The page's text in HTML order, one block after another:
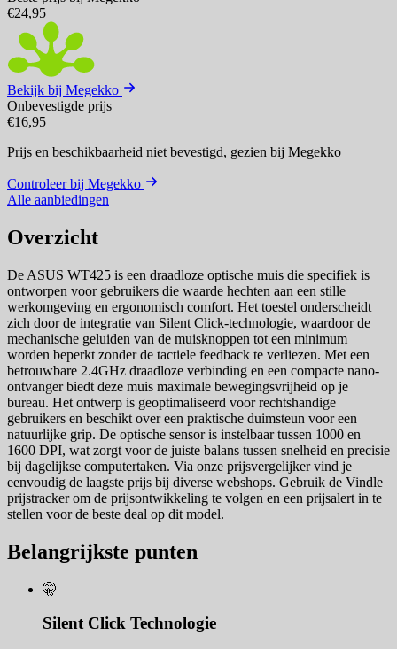
€24,95
Bekijk bij Megekko
Onbevestigde prijs
€16,95
Prijs en beschikbaarheid niet bevestigd, gezien bij Megekko
Controleer bij Megekko
Alle aanbiedingen
Overzicht
De ASUS WT425 is een draadloze optische muis die specifiek is
ontworpen voor gebruikers die waarde hechten aan een stille
werkomgeving en ergonomisch comfort. Het toestel onderscheidt
zich door de integratie van Silent Click-technologie, waardoor de
mechanische geluiden van de muisknoppen tot een minimum
worden beperkt zonder de tactiele feedback te verliezen. Met een
betrouwbare 2.4GHz draadloze verbinding en een compacte nano-
ontvanger biedt deze muis maximale bewegingsvrijheid op je
bureau. Het ontwerp is geoptimaliseerd voor rechtshandige
gebruikers en beschikt over een praktische duimsteun voor een
natuurlijke grip. De optische sensor is instelbaar tussen 1000 en
1600 DPI, wat zorgt voor de juiste balans tussen snelheid en precisie
bij dagelijkse computertaken. Via onze prijsvergelijker vind je
eenvoudig de laagste prijs bij diverse webshops. Gebruik de Vindle
prijstracker om de prijsontwikkeling te volgen en een prijsalert in te
stellen voor de beste deal op dit model.
Belangrijkste punten
🤫
Silent Click Technologie